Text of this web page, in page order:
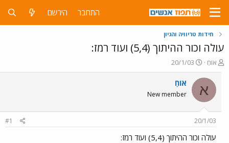
התחבר הירשם
חידות טריוויה והגיון
עולה וכור ההיתוך (5,4) ועוד רמז:
פ
ו
ת
ח
ה
ש
א
אוֹחַ
פ
ו
ר
ס
ם
א
ר
20/1/03
א אוֹחַ
New member
20/1/03
#1
עולה וכור ההיתוך (5,4) ועוד רמז: